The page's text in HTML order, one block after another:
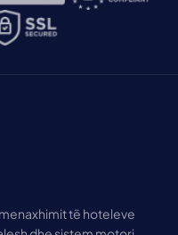
të hoteleve